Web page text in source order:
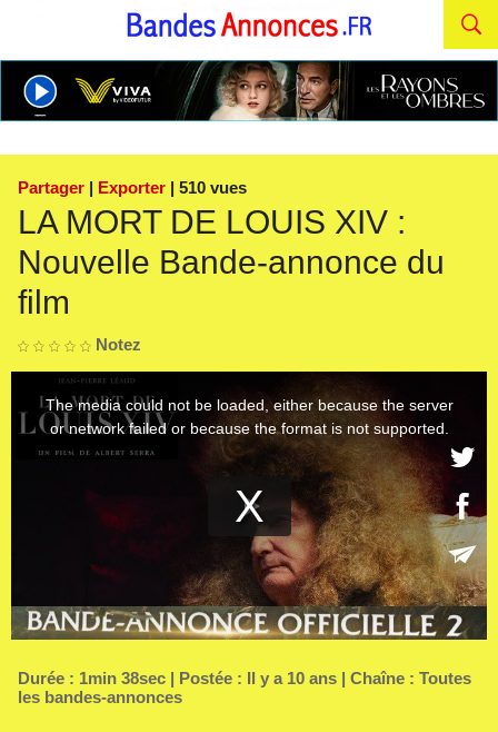
Partager | Exporter | 510 vues
LA MORT DE LOUIS XIV :
Nouvelle Bande-annonce du
film
Notez
Durée : 1min 38sec | Postée : Il y a 10 ans | Chaîne : Toutes
les bandes-annonces